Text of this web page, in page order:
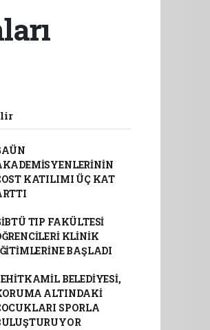
KATILIMI ÜÇ KAT
TIP FAKÜLTESİ
KLİNİK
BAŞLADI
BELEDİYESİ,
ALTINDAKİ
SPORLA